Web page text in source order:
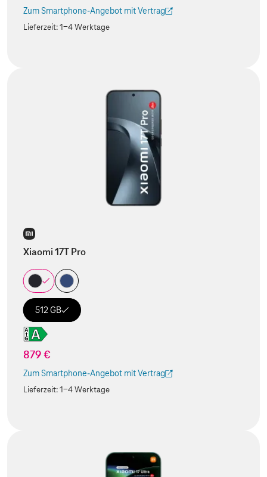
Zum Smartphone-Angebot mit Vertrag
(Der Link wird in einem neuen Tab geöffnet)
Lieferzeit:1-4 Werktage
Xiaomi 17T Pro
512 GB
879 €
Zum Smartphone-Angebot mit Vertrag
(Der Link wird in einem neuen Tab geöffnet)
Lieferzeit:1-4 Werktage